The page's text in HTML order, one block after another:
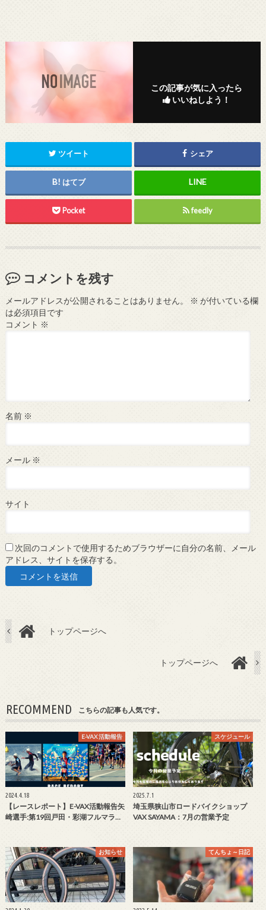
この記事が気に入ったら
いいねしよう！
ツイート シェア
はてブ
Pocket feedly
コメントを残す
メールアドレスが公開されることはありません。 ※ が付いている欄
は必須項目です
コメント ※
名前 ※
メール ※
サイト
次回のコメントで使用するためブラウザーに自分の名前、メール
アドレス、サイトを保存する。
トップページへ
トップページへ
RECOMMEND こちらの記事も人気です。
E-VAX 活動報告
2024.4.18
【レースレポート】E-VAX活動報告矢
崎選手:第19回戸田・彩湖フルマラ…
スケジュール
2025.7.1
埼玉県狭山市ロードバイクショップ
VAX SAYAMA：7月の営業予定
お知らせ てんちょ～日記